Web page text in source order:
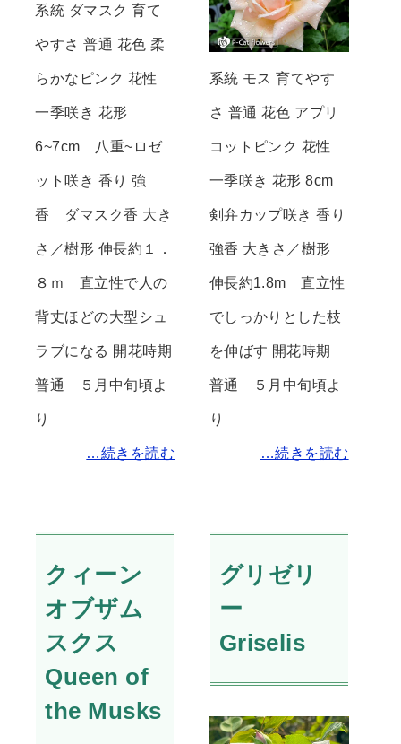
系統 ダマスク 育て
やすさ 普通 花色 柔
らかなピンク 花性
一季咲き 花形
6~7cm 八重~ロゼ
ット咲き 香り 強
香 ダマスク香 大き
さ／樹形 伸長約１．
８ｍ 直立性で人の
背丈ほどの大型シュ
ラブになる 開花時期
普通 ５月中旬頃よ
り
…続きを読む
系統 モス 育てやす
さ 普通 花色 アプリ
コットピンク 花性
一季咲き 花形 8cm
剣弁カップ咲き 香り
強香 大きさ／樹形
伸長約1.8m 直立性
でしっかりとした枝
を伸ばす 開花時期
普通 ５月中旬頃よ
り
…続きを読む
クィーン
オブザム
スクス
Queen of
the Musks
グリゼリ
ー
Griselis